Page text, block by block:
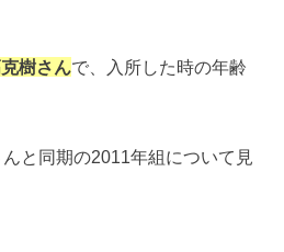
樹さんで、入所した時の年齢
と同期の2011年組について見